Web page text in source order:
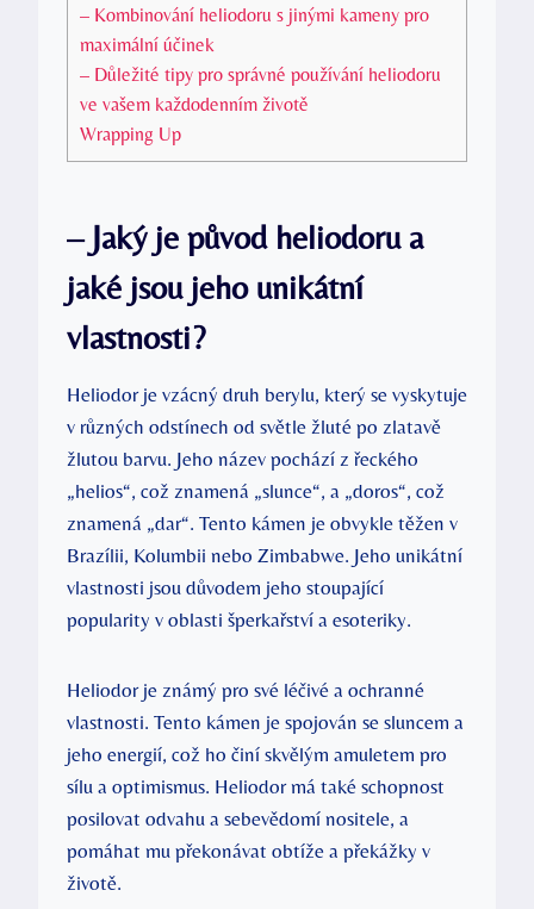
– Kombinování heliodoru s jinými kameny pro
maximální účinek
– Důležité tipy pro správné používání heliodoru
ve vašem každodenním životě
Wrapping Up
– Jaký je původ heliodoru a
jaké jsou jeho unikátní
vlastnosti?
Heliodor je vzácný druh berylu, který se vyskytuje
v různých odstínech od světle žluté po zlatavě
žlutou barvu. Jeho název pochází z řeckého
„helios“, což znamená „slunce“, a „doros“, což
znamená „dar“. Tento kámen je obvykle těžen v
Brazílii, Kolumbii nebo Zimbabwe. Jeho unikátní
vlastnosti jsou důvodem jeho stoupající
popularity v oblasti šperkařství a esoteriky.
Heliodor je známý pro své léčivé a ochranné
vlastnosti. Tento kámen je spojován se sluncem a
jeho energií, což ho činí skvělým amuletem pro
sílu a optimismus. Heliodor má také schopnost
posilovat odvahu a sebevědomí nositele, a
pomáhat mu překonávat obtíže a překážky v
životě.